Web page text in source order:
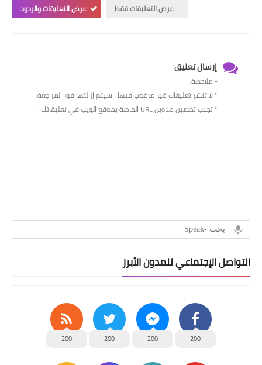
عرض التعليقات فقط
عرض التعليقات والردود
إرسال تعليق
- ملاحظة.
* لا تنشر تعليقات غير مرغوب فيها ، سيتم إزالتها فور المراجعة.
* تجنب تضمين عناوين URL الخاصة بموقع الويب في تعليقاتك.
التواصل الإجتماعي للمدون الأبرز
200
200
200
200